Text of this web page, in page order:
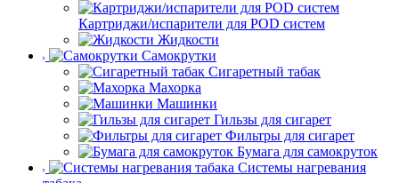
Картриджи/испарители для POD систем
Жидкости
Самокрутки
Сигаретный табак
Махорка
Машинки
Гильзы для сигарет
Фильтры для сигарет
Бумага для самокруток
Системы нагревания